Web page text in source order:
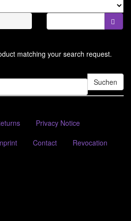
matching your search request.
Suchen
Privacy Notice
Contact
Revocation